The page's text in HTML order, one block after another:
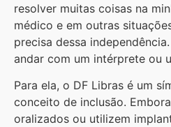
resolver muitas coisas na
médico e em outras
precisa dessa
andar com um intérprete ou
Para ela, o DF Libras é um
conceito de inclusão.
oralizados ou utilizem